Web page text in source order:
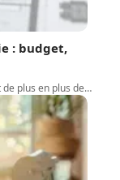
: budget,
plus en plus de…